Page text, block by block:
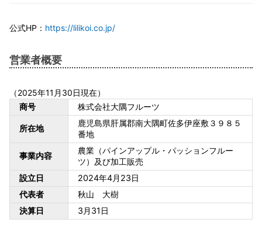
公式HP： https://lilikoi.co.jp/
営業者概要
（2025年11月30日現在）
商号
株式会社大隅フルーツ
所在地
鹿児島県肝属郡南大隅町佐多伊座敷３９８５
番地
事業内容
農業（パインアップル・パッションフルー
ツ）及び加工販売
設立日
2024年4月23日
代表者
秋山 大樹
決算日
3月31日